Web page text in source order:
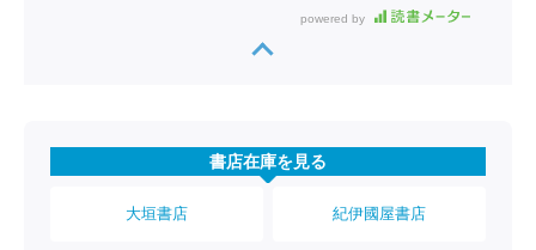
powered by
書店在庫を見る
大垣書店 紀伊國屋書店